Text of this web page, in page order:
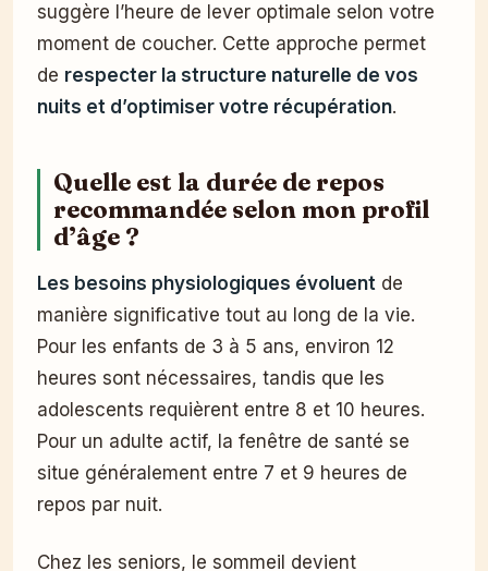
suggère l’heure de lever optimale selon votre
moment de coucher. Cette approche permet
de respecter la structure naturelle de vos
nuits et d’optimiser votre récupération.
Quelle est la durée de repos
recommandée selon mon profil
d’âge ?
Les besoins physiologiques évoluent de
manière significative tout au long de la vie.
Pour les enfants de 3 à 5 ans, environ 12
heures sont nécessaires, tandis que les
adolescents requièrent entre 8 et 10 heures.
Pour un adulte actif, la fenêtre de santé se
situe généralement entre 7 et 9 heures de
repos par nuit.
Chez les seniors, le sommeil devient